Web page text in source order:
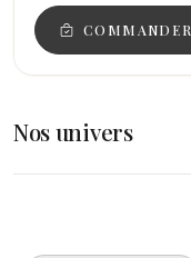
COMMANDER
Nos univers